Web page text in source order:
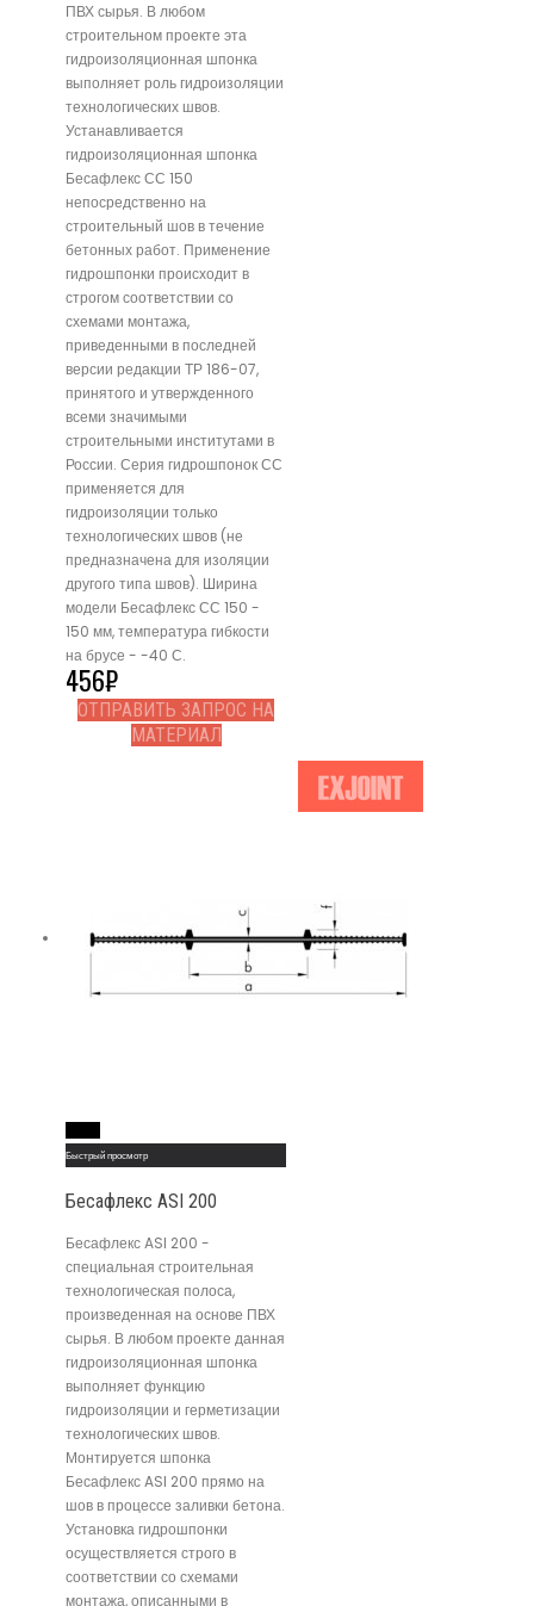
ПВХ сырья. В любом
строительном проекте эта
гидроизоляционная шпонка
выполняет роль гидроизоляции
технологических швов.
Устанавливается
гидроизоляционная шпонка
Бесафлекс СС 150
непосредственно на
строительный шов в течение
бетонных работ. Применение
гидрошпонки происходит в
строгом соответствии со
схемами монтажа,
приведенными в последней
версии редакции ТР 186-07,
принятого и утвержденного
всеми значимыми
строительными институтами в
России. Серия гидрошпонок СС
применяется для
гидроизоляции только
технологических швов (не
предназначена для изоляции
другого типа швов). Ширина
модели Бесафлекс СС 150 -
150 мм, температура гибкости
на брусе - -40 С.
456₽
ОТПРАВИТЬ ЗАПРОС НА
МАТЕРИАЛ
Быстрый просмотр
Бесафлекс ASI 200
Бесафлекс ASI 200 -
специальная строительная
технологическая полоса,
произведенная на основе ПВХ
сырья. В любом проекте данная
гидроизоляционная шпонка
выполняет функцию
гидроизоляции и герметизации
технологических швов.
Монтируется шпонка
Бесафлекс ASI 200 прямо на
шов в процессе заливки бетона.
Установка гидрошпонки
осуществляется строго в
соответствии со схемами
монтажа, описанными в